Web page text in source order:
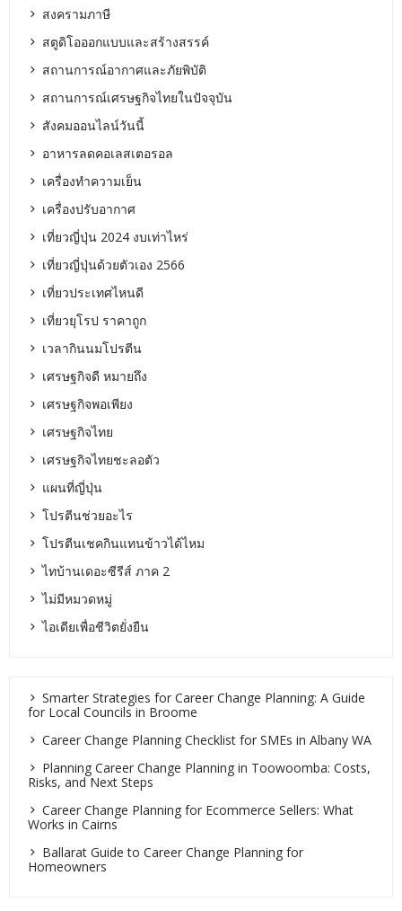
สงครามภาษี
สตูดิโอออกแบบและสร้างสรรค์
สถานการณ์อากาศและภัยพิบัติ
สถานการณ์เศรษฐกิจไทยในปัจจุบัน
สังคมออนไลน์วันนี้
อาหารลดคอเลสเตอรอล
เครื่องทำความเย็น
เครื่องปรับอากาศ
เที่ยวญี่ปุ่น 2024 งบเท่าไหร่
เที่ยวญี่ปุ่นด้วยตัวเอง 2566
เที่ยวประเทศไหนดี
เที่ยวยุโรป ราคาถูก
เวลากินนมโปรตีน
เศรษฐกิจดี หมายถึง
เศรษฐกิจพอเพียง
เศรษฐกิจไทย
เศรษฐกิจไทยชะลอตัว
แผนที่ญี่ปุ่น
โปรตีนช่วยอะไร
โปรตีนเชคกินแทนข้าวได้ไหม
ไทบ้านเดอะซีรีส์ ภาค 2
ไม่มีหมวดหมู่
ไอเดียเพื่อชีวิตยั่งยืน
Smarter Strategies for Career Change Planning: A Guide
for Local Councils in Broome
Career Change Planning Checklist for SMEs in Albany WA
Planning Career Change Planning in Toowoomba: Costs,
Risks, and Next Steps
Career Change Planning for Ecommerce Sellers: What
Works in Cairns
Ballarat Guide to Career Change Planning for
Homeowners